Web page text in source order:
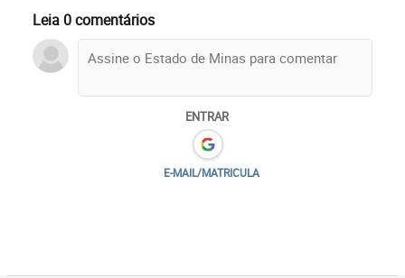
Leia 0 comentários
ENTRAR
E-MAIL/MATRICULA